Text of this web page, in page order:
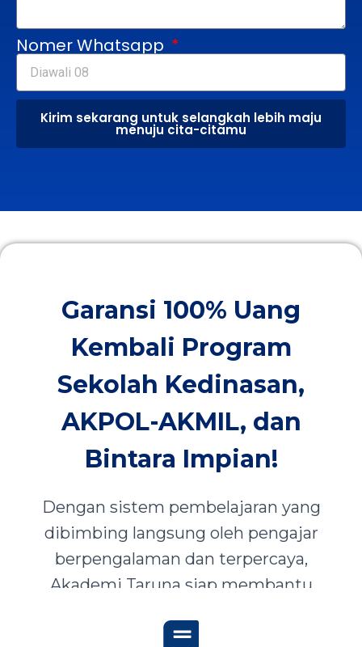
Nomer Whatsapp
Kirim sekarang untuk selangkah lebih maju
menuju cita-citamu
Garansi 100% Uang
Kembali Program
Sekolah Kedinasan,
AKPOL-AKMIL, dan
Bintara Impian!
Dengan sistem pembelajaran yang
dibimbing langsung oleh pengajar
berpengalaman dan terpercaya,
Akademi Taruna siap membantu
mewujudkan impian menjadi Taruna,